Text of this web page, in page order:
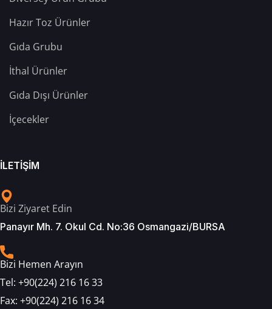
Hazır Toz Ürünler
Gıda Grubu
İthal Ürünler
Gıda Dışı Ürünler
İçecekler
İLETİŞİM
Bizi Ziyaret Edin
Panayır Mh. 7. Okul Cd. No:36 Osmangazi/BURSA
Bizi Hemen Arayın
Tel: +90(224) 216 16 33
Fax: +90(224) 216 16 34